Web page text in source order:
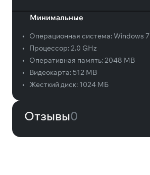
Минимальные
• Операционная система:Windows 7
•
Процессор:2.0 GHz
•
Оперативная память:2048 MB
•
Видеокарта: 512 MB
•
Жесткий диск: 1024 МБ
Отзывы0